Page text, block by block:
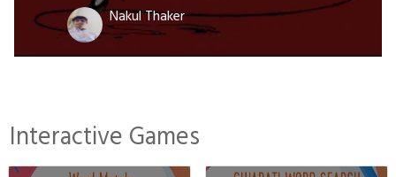
Nakul Thaker
Interactive Games